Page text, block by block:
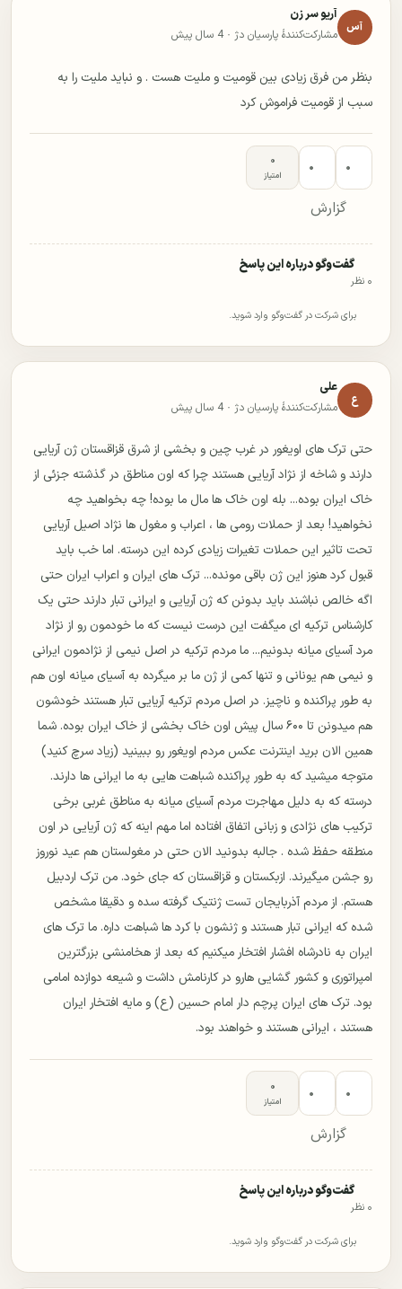
آس
آریو سر زن
مشارکت‌کنندهٔ پارسیان دژ ·4 سال پیش
بنظر من فرق زیادی بین قومیت و ملیت هست . و نباید ملیت را به
سبب از قومیت فراموش کرد
۰ ۰ ۰
امتیاز
گزارش
گفت‌وگو درباره این پاسخ
۰ نظر
برای شرکت در گفت‌وگو وارد شوید.
ع
علی
مشارکت‌کنندهٔ پارسیان دژ ·4 سال پیش
حتی ترک های اویغور در غرب چین و بخشی از شرق قزاقستان ژن آریایی
دارند و شاخه از نژاد آریایی هستند چرا که اون مناطق در گذشته جزئی از
خاک ایران بوده... بله اون خاک ها مال ما بوده! چه بخواهید چه
نخواهید! بعد از حملات رومی ها ، اعراب و مغول ها نژاد اصیل آریایی
تحت تاثیر این حملات تغیرات زیادی کرده این درسته. اما خب باید
قبول کرد هنوز این ژن باقی مونده... ترک های ایران و اعراب ایران حتی
اگه خالص نباشند باید بدونن که ژن آریایی و ایرانی تبار دارند حتی یک
کارشناس ترکیه ای میگفت این درست نیست که ما خودمون رو از نژاد
مرد آسیای میانه بدونیم... ما مردم ترکیه در اصل نیمی از نژادمون ایرانی
و نیمی هم یونانی و تنها کمی از ژن ما بر میگرده به آسیای میانه اون هم
به طور پراکنده و ناچیز. در اصل مردم ترکیه آریایی تبار هستند خودشون
هم میدونن تا ۶۰۰ سال پیش اون خاک بخشی از خاک ایران بوده‌. شما
همین الان برید اینترنت عکس مردم اویغور رو ببینید (زیاد سرچ کنید)
متوجه میشید که به طور پراکنده شباهت هایی به ما ایرانی ها دارند.
درسته که به دلیل مهاجرت مردم آسیای میانه به مناطق غربی برخی
ترکیب های نژادی و زبانی اتفاق افتاده اما مهم اینه که ژن آریایی در اون
منطقه حفظ شده . جالبه بدونید الان حتی در مغولستان هم عید نوروز
رو جشن میگیرند. ازبکستان و قزاقستان که جای خود. من ترک اردبیل
هستم. از مردم آذربایجان تست ژنتیک گرفته سده و دقیقا مشخص
شده که ایرانی تبار هستند و ژنشون با کرد ها شباهت داره. ما ترک های
ایران به نادرشاه افشار افتخار میکنیم که بعد از هخامنشی بزرگترین
امپراتوری و کشور گشایی هارو در کارنامش داشت و شیعه دوازده امامی
بود. ترک های ایران پرچم دار امام حسین (ع) و مایه افتخار ایران
هستند ، ایرانی هستند و خواهند بود.
۰ ۰ ۰
امتیاز
گزارش
گفت‌وگو درباره این پاسخ
۰ نظر
برای شرکت در گفت‌وگو وارد شوید.